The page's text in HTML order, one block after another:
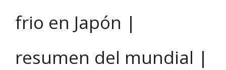
frio en Japón |
resumen del mundial |